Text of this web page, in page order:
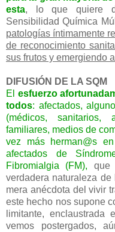
esta, lo que quiere
Sensibilidad Química
patologías íntimamente
de reconocimiento
sus frutos y emergiendo
DIFUSIÓN DE LA SQM
El esfuerzo
todos: afectados,
(médicos, sanitarios,
familiares, medios de
vez más herman@s
afectados de
Fibromialgia (FM), que
verdadera naturaleza
mera anécdota del vivir
este hecho nos supone
limitante,
vemos postergados,